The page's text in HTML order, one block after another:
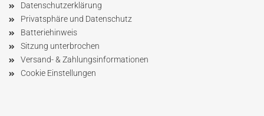
Datenschutzerklärung
Privatsphäre und Datenschutz
Batteriehinweis
Sitzung unterbrochen
Versand- & Zahlungsinformationen
Cookie Einstellungen